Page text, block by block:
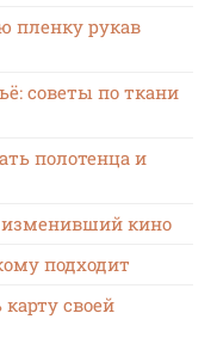
пленку рукав
советы по ткани
полотенца и
кино
подходит
своей